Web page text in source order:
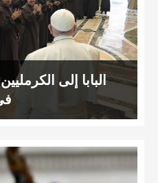
البابا إلى